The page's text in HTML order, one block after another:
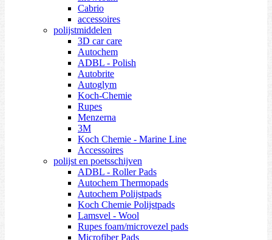
Cabrio
accessoires
polijstmiddelen
3D car care
Autochem
ADBL - Polish
Autobrite
Autoglym
Koch-Chemie
Rupes
Menzerna
3M
Koch Chemie - Marine Line
Accessoires
polijst en poetsschijven
ADBL - Roller Pads
Autochem Thermopads
Autochem Polijstpads
Koch Chemie Polijstpads
Lamsvel - Wool
Rupes foam/microvezel pads
Microfiber Pads